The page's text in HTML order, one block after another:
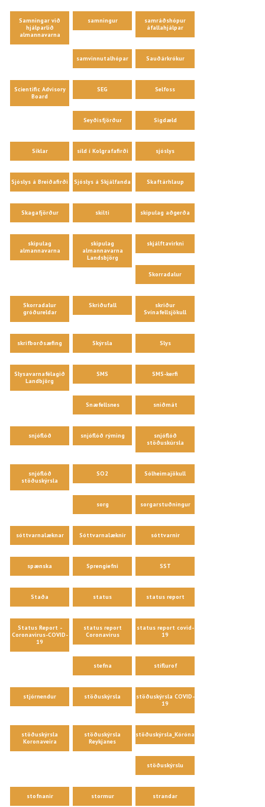
Samningar við
hjálparlið
almannavarna
samningur
samráðshópur
áfallahjálpar
samvinnutalhópar Sauðárkrókur
Scientific Advisory
Board
SEG Selfoss
Seyðisfjörður Sigdæld
Síklar síld í Kolgrafafirði sjóslys
Sjóslys á Breiðafirði Sjóslys á Skjálfanda Skaftárhlaup
Skagafjörður skilti skipulag aðgerða
skipulag
almannavarna
skipulag
almannavarna
Landsbjörg
skjálftavirkni
Skorradalur
Skorradalur
gróðureldar
Skriðufall
skriður
Svínafellsjökull
skrifborðsæfing Skýrsla Slys
Slysavarnafélagið
Landbjörg
SMS SMS-kerfi
Snæfellsnes sniðmát
snjóflóð snjóflóð rýming
snjóflóð
stöðuskúrsla
snjóflóð
stöðuskýrsla
SO2 Sólheimajökull
sorg sorgarstuðningur
sóttvarnalæknar Sóttvarnalæknir sóttvarnir
spænska Sprengiefni SST
Staða status status report
Status Report -
Coronavirus-COVID-
19
status report
Coronavirus
status report covid-
19
stefna stíflurof
stjórnendur stöðuskýrsla
stöðuskýrsla COVID-
19
stöðuskýrsla
Koronaveira
stöðuskýrsla
Reykjanes
stöðuskýrsla_Kórónaveira
stöðuskýrslu
stofnanir stormur strandar